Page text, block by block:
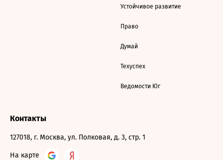
Устойчивое развитие
Право
Думай
Техуспех
Ведомости Юг
Контакты
127018, г. Москва, ул. Полковая, д. 3, стр. 1
На карте